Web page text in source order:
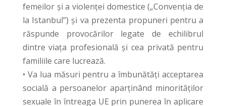
femeilor și a violenței domestice („Convenția de
la Istanbul”) și va prezenta propuneri pentru a
răspunde provocărilor legate de echilibrul
dintre viața profesională și cea privată pentru
familiile care lucrează.
• Va lua măsuri pentru a îmbunătăți acceptarea
socială a persoanelor aparținând minorităților
sexuale în întreaga UE prin punerea în aplicare